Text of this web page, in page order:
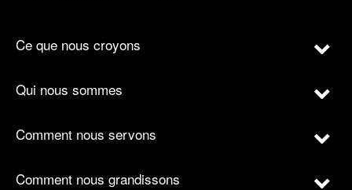
Ce que nous croyons
Qui nous sommes
Comment nous servons
Comment nous grandissons